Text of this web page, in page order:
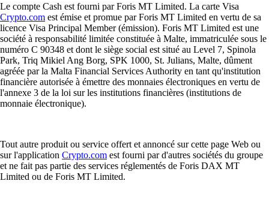
Le compte Cash est fourni par Foris MT Limited. La carte Visa
Crypto.com est émise et promue par Foris MT Limited en vertu de sa
licence Visa Principal Member (émission). Foris MT Limited est une
société à responsabilité limitée constituée à Malte, immatriculée sous le
numéro C 90348 et dont le siège social est situé au Level 7, Spinola
Park, Triq Mikiel Ang Borg, SPK 1000, St. Julians, Malte, dûment
agréée par la Malta Financial Services Authority en tant qu'institution
financière autorisée à émettre des monnaies électroniques en vertu de
l'annexe 3 de la loi sur les institutions financières (institutions de
monnaie électronique).
Tout autre produit ou service offert et annoncé sur cette page Web ou
sur l'application Crypto.com est fourni par d'autres sociétés du groupe
et ne fait pas partie des services réglementés de Foris DAX MT
Limited ou de Foris MT Limited.